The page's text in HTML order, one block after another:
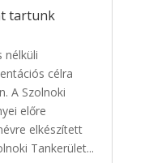
tartunk
nélküli
célra
A Szolnoki
előre
elkészített
Tankerület...